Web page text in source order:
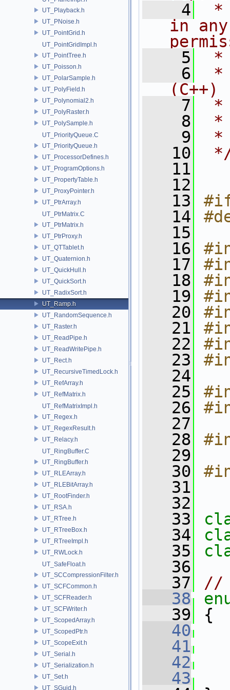
UT_Playback.h
UT_PNoise.h
UT_PointGrid.h
UT_PointGridImpl.h
UT_PointTree.h
UT_Poisson.h
UT_PolarSample.h
UT_PolyField.h
UT_Polynomial2.h
UT_PolyRaster.h
UT_PolySample.h
UT_PriorityQueue.C
UT_PriorityQueue.h
UT_ProcessorDefines.h
UT_ProgramOptions.h
UT_PropertyTable.h
UT_ProxyPointer.h
UT_PtrArray.h
UT_PtrMatrix.C
UT_PtrMatrix.h
UT_PtrProxy.h
UT_QTTablet.h
UT_Quaternion.h
UT_QuickHull.h
UT_QuickSort.h
UT_RadixSort.h
UT_Ramp.h
UT_RandomSequence.h
UT_Raster.h
UT_ReadPipe.h
UT_ReadWritePipe.h
UT_Rect.h
UT_RecursiveTimedLock.h
UT_RefArray.h
UT_RefMatrix.h
UT_RefMatrixImpl.h
UT_Regex.h
UT_RegexResult.h
UT_Relacy.h
UT_RingBuffer.C
UT_RingBuffer.h
UT_RLEArray.h
UT_RLEBitArray.h
UT_RootFinder.h
UT_RSA.h
UT_RTree.h
UT_RTreeBox.h
UT_RTreeImpl.h
UT_RWLock.h
UT_SafeFloat.h
UT_SCCompressionFilter.h
UT_SCFCommon.h
UT_SCFReader.h
UT_SCFWriter.h
UT_ScopedArray.h
UT_ScopedPtr.h
UT_ScopeExit.h
UT_Serial.h
UT_Serialization.h
UT_Set.h
UT_SGuid.h
    4
*
in
    5
*
    6
*
(C++)
    7
*
    8
*
    9
*
   10
   11
   12
   13
   14
   15
   16
   17
   18
   19
   20
   21
   22
   23
   24
   25
   26
   27
   28
   29
   30
   31
   32
   33
   34
   35
   36
   37
//
   38
   39
{
   40
   41
   42
   43